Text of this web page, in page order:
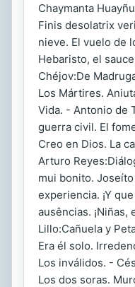
Chaymanta
Finis desolatrix
nieve. El vuelo de
Hebaristo, el
Chéjov:De
Los Mártires.
Vida. - Antonio de
guerra civil. El
Creo en Dios. La
Arturo
mui bonito.
experiencia. ¡Y
ausências.
Lillo:Cañuela y
Era él solo.
Los inválidos. -
Los dos soras.